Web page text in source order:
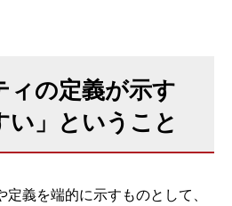
ィの定義が示す
い」ということ
義を端的に示すものとして、